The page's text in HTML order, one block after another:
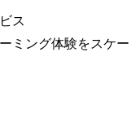
ス
ミング体験をスケー